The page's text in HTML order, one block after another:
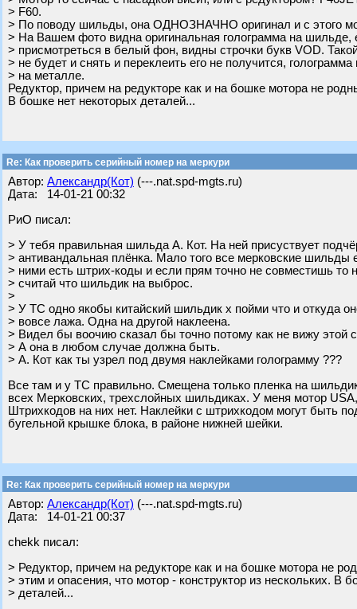
> F60.
> По поводу шильды, она ОДНОЗНАЧНО оригинал и с этого
> На Вашем фото видна оригинальная голограмма на шильде,
> присмотреться в белый фон, видны строчки букв VOD.
> не будет и снять и переклеить его не получится, голограмма
> на металле.
Редуктор, причем на редукторе как и на бошке мотора не
В бошке нет некоторых деталей...
Re: Как проверить серийный номер на меркури
Автор: Александр(Кот) (---.nat.spd-mgts.ru)
Дата: 14-01-21 00:32
РиО писал:
> У тебя правильная шильда А. Кот. На ней присуствует
> антивандальная плёнка. Мало того все мерковские шильды
> ними есть штрих-коды и если прям точно не совместишь то
> считай что шильдик на выброс.
>
> У ТС одно якобы китайский шильдик х пойми что и откуда
> вовсе лажа. Одна на другой наклеена.
> Видел бы воочию сказал бы точно потому как не вижу этой
> А она в любом случае должна быть.
> А. Кот как ты узрел под двумя наклейками голограмму ???
Все там и у ТС правильно. Смещена только пленка на
всех Мерковских, трехслойных шильдиках. У меня мотор
Штрихкодов на них нет. Наклейки с штрихкодом могут быть
бугельной крышке блока, в районе нижней шейки.
Re: Как проверить серийный номер на меркури
Автор: Александр(Кот) (---.nat.spd-mgts.ru)
Дата: 14-01-21 00:37
chekk писал:
> Редуктор, причем на редукторе как и на бошке мотора не
> этим и опасения, что мотор - конструктор из нескольких. В
> деталей...